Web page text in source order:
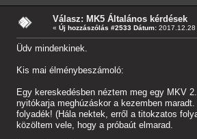
Válasz: MK5 Általános kérdések
« Új hozzászólás #2533 Dátum: 2017.12.28
Üdv mindenkinek.
Kis mai élménybeszámoló:
Egy kereskedésben néztem meg egy MKV
nyitókarja meghúzáskor a kezemben
folyadék! (Hála nektek, erről a titokzatos
közöltem vele, hogy a próbaút elmarad.